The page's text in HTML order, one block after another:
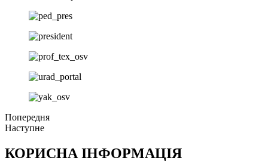
Попередня
Наступне
КОРИСНА ІНФОРМАЦІЯ